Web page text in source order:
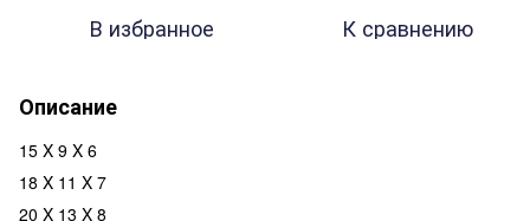
В избранное К сравнению
Описание
15 X 9 X 6
18 X 11 X 7
20 X 13 X 8